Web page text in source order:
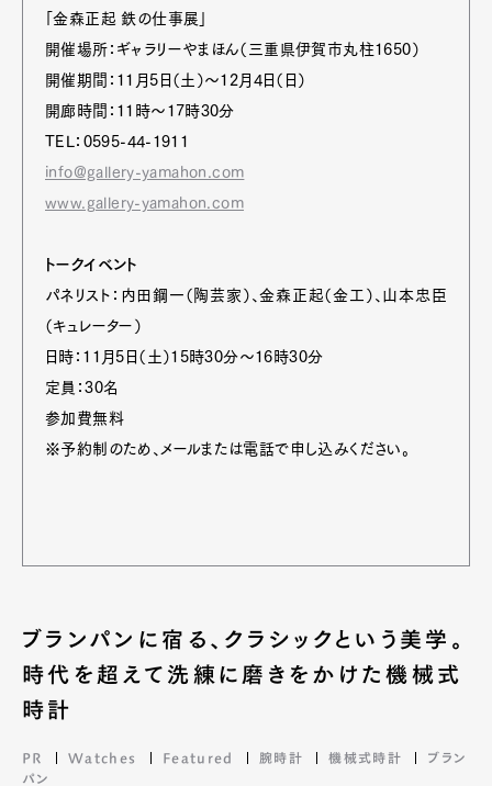
「金森正起 鉄の仕事展」
開催場所：ギャラリーやまほん（三重県伊賀市丸柱1650）
開催期間：11月5日（土）～12月4日（日）
開廊時間：11時～17時30分
TEL：0595-44-1911
info@gallery-yamahon.com
www.gallery-yamahon.com
トークイベント
パネリスト：内田鋼一（陶芸家）、金森正起（金工）、山本忠臣
（キュレーター）
日時：11月5日（土）15時30分～16時30分
定員：30名
参加費無料
※予約制のため、メールまたは電話で申し込みください。
ブランパンに宿る、クラシックという美学。
時代を超えて洗練に磨きをかけた機械式
時計
PR Watches Featured 腕時計 機械式時計
ブラン
パン